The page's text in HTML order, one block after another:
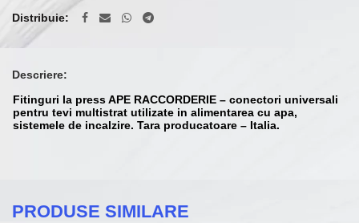
Distribuie
Descriere:
Fitinguri la press APE RACCORDERIE – conectori universali
pentru tevi multistrat utilizate in alimentarea cu apa,
sistemele de incalzire. Tara producatoare – Italia.
PRODUSE SIMILARE